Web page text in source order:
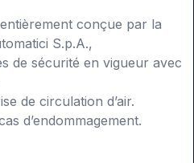
conçue par la
S.p.A.,
de sécurité en vigueur avec
de circulation d’air.
d’endommagement.